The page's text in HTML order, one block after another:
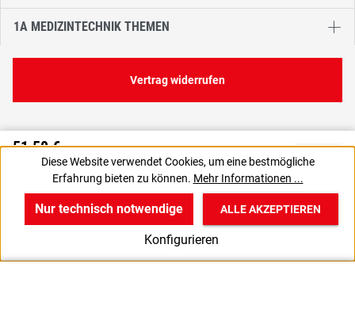
51,50 €
61,28 € inkl. MwSt., | zzgl. Versand
Staffelpreise anzeigen
C
1A MEDIZINTECHNIK THEMEN
Vertrag widerrufen
Diese Website verwendet Cookies, um eine bestmögliche
Erfahrung bieten zu können. Mehr Informationen ...
Nur technisch notwendige
Konfigurieren
ALLE AKZEPTIEREN
v
Produkte
B